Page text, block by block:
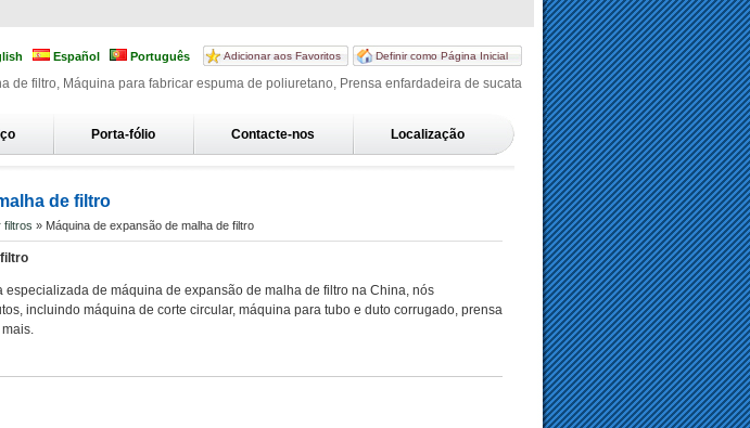
Definir como Página Inicial
Adicionar aos Favoritos
Español Português
de filtro, Máquina para fabricar espuma de poliuretano, Prensa enfardadeira de sucata
Porta-fólio Contacte-nos Localização
de filtro
filtros » Máquina de expansão de malha de filtro
especializada de máquina de expansão de malha de filtro na China, nós
incluindo máquina de corte circular, máquina para tubo e duto corrugado, prensa